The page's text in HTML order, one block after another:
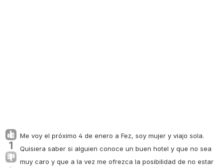
1
Me voy el próximo 4 de enero a Fez, soy mujer y viajo sola.
Quisiera saber si alguien conoce un buen hotel y que no sea
muy caro y que a la vez me ofrezca la posibilidad de no estar